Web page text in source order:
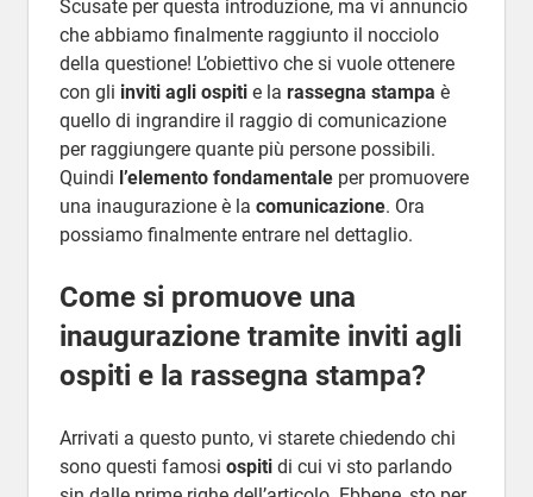
Scusate per questa introduzione, ma vi annuncio
che abbiamo finalmente raggiunto il nocciolo
della questione! L’obiettivo che si vuole ottenere
con gli inviti agli ospitie la rassegna stampa è
quello di ingrandire il raggio di comunicazione
per raggiungere quante più persone possibili.
Quindi l’elemento fondamentaleper promuovere
una inaugurazione è la comunicazione. Ora
possiamo finalmente entrare nel dettaglio.
Come si promuove una
inaugurazione tramite inviti agli
ospiti e la rassegna stampa?
Arrivati a questo punto, vi starete chiedendo chi
sono questi famosi ospitidi cui vi sto parlando